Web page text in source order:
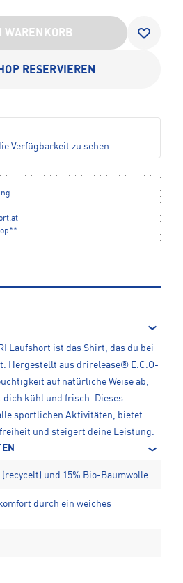
WARENKORB
RESERVIEREN
Verfügbarkeit zu sehen
Laufshort ist das Shirt, das du bei
Hergestellt aus drirelease® E.C.O-
auf natürliche Weise ab,
kühl und frisch. Dieses
sportlichen Aktivitäten, bietet
und steigert deine Leistung.
und 15% Bio-Baumwolle
durch ein weiches